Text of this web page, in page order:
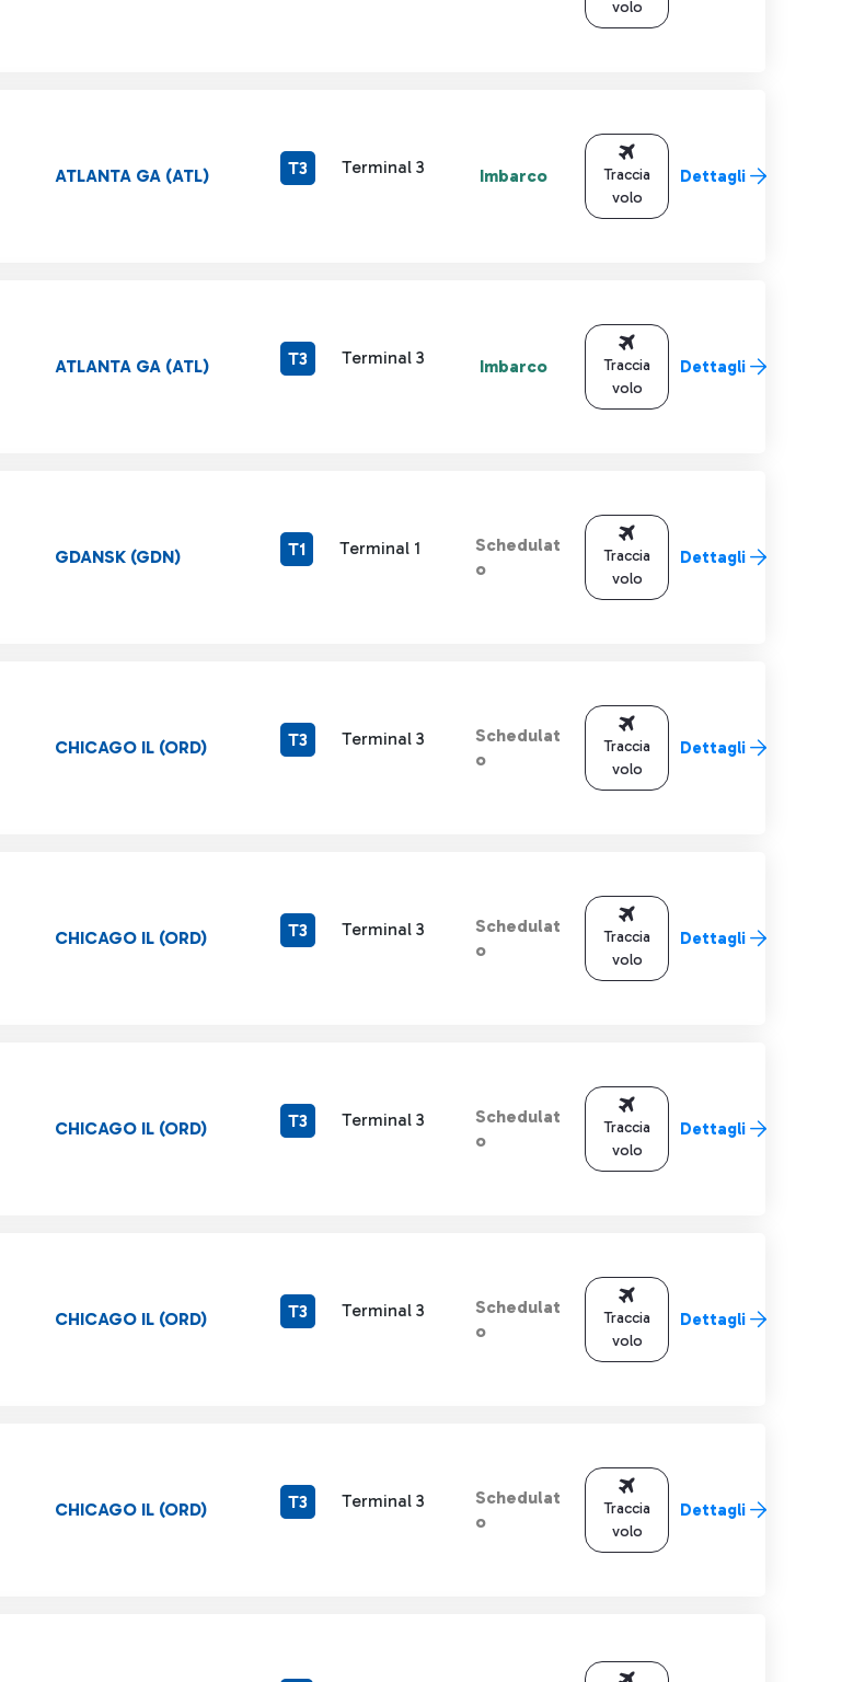
volo
ATLANTA GA (ATL) T3 Terminal 3 Imbarco
Traccia
volo
Dettagli
ATLANTA GA (ATL) T3 Terminal 3 Imbarco
Traccia
volo
Dettagli
GDANSK (GDN) T1 Terminal 1
Schedulat
o
Traccia
volo
Dettagli
CHICAGO IL (ORD) T3 Terminal 3
Schedulat
o
Traccia
volo
Dettagli
CHICAGO IL (ORD) T3 Terminal 3
Schedulat
o
Traccia
volo
Dettagli
CHICAGO IL (ORD) T3 Terminal 3
Schedulat
o
Traccia
volo
Dettagli
CHICAGO IL (ORD) T3 Terminal 3
Schedulat
o
Traccia
volo
Dettagli
CHICAGO IL (ORD) T3 Terminal 3
Schedulat
o
Traccia
volo
Dettagli